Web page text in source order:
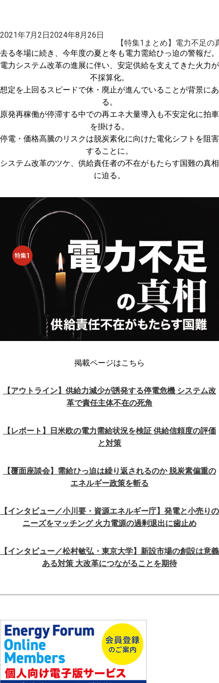
投
日:
2021年7月2日2024年8月26日
【特集1まとめ】電力不足
去る冬場に続き、今年度の夏と冬も電力需給ひっ迫の警報だ。
電力システム改革の進展に伴い、安定供給を支えてきた火力が
不採算化。
想定を上回るスピードで休・廃止が進んでいることが背景にあ
る。
原発再稼働が停滞する中での再エネ大量導入も不安定化に拍車
を掛ける。
停電・価格高騰のリスクは脱炭素化に向けた電化シフトを阻害
することに。
システム改革のツケ、供給責任者の不在がもたらす国難の真相
に迫る。
掲載ページはこちら
【アウトライン】供給力減少が誘発する停電危機 システム改
革で責任主体不在の死角
【レポート】日米欧の電力需給状況を検証 供給信頼度の評価
と対策
【覆面座談会】需給ひっ迫は繰り返されるのか 脱炭素偏重の
エネルギー政策を斬る
【インタビュー／小川要・資源エネルギー庁】発電と小売りの
ニーズをマッチング 火力電源の過剰退出に歯止め
【インタビュー／松村敏弘・東京大学】新設市場の創設は意義
ある対策 大改革につながることを期待